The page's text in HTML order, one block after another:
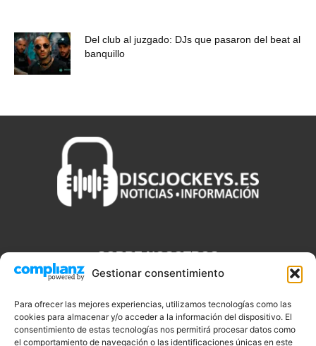
Gestionar consentimiento
Para ofrecer las mejores experiencias, utilizamos tecnologías como las
cookies para almacenar y/o acceder a la información del dispositivo. El
consentimiento de estas tecnologías nos permitirá procesar datos como
el comportamiento de navegación o las identificaciones únicas en este
Del club al juzgado: DJs que pasaron del beat al
banquillo
SOBRE NOSOTROS
que necesitas saber sobre noticias, novedades, tecnologías y
aplicaciones que te ayudaran a ser un mejor Djs.